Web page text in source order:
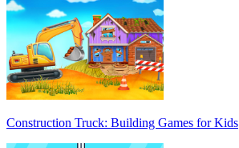
Construction Truck: Building Games for Kids